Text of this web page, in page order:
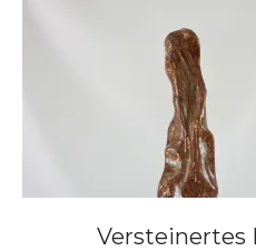
Versteinertes